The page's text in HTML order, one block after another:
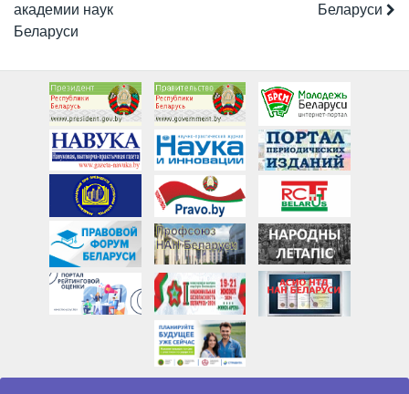
академии наук
Беларуси
Беларуси